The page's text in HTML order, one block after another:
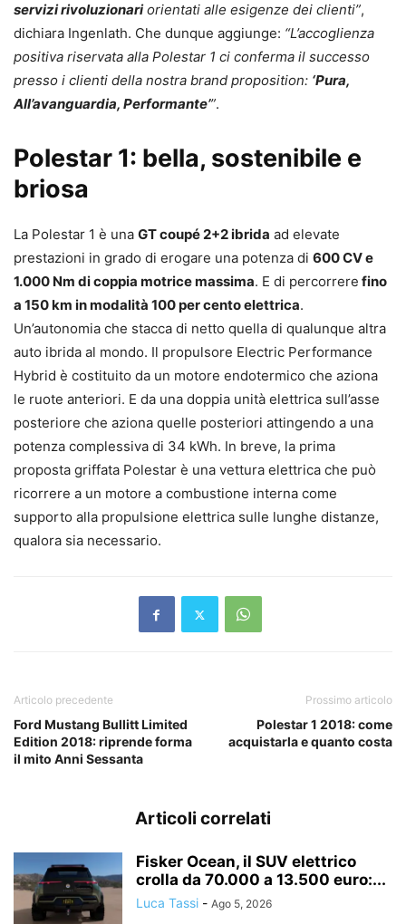
servizi rivoluzionariorientati alle esigenze dei clienti”,
dichiara Ingenlath. Che dunque aggiunge: “L’accoglienza
positiva riservata alla Polestar 1 ci conferma il successo
presso i clienti della nostra brand proposition: ‘Pura,
All’avanguardia, Performante’”.
Polestar 1: bella, sostenibile e
briosa
La Polestar 1 è una GT coupé 2+2 ibrida ad elevate
prestazioni in grado di erogare una potenza di 600 CV e
1.000 Nm di coppia motrice massima. E di percorrere fino
a 150 km in modalità 100 per cento elettrica.
Un’autonomia che stacca di netto quella di qualunque altra
auto ibrida al mondo. Il propulsore Electric Performance
Hybrid è costituito da un motore endotermico che aziona
le ruote anteriori. E da una doppia unità elettrica sull’asse
posteriore che aziona quelle posteriori attingendo a una
potenza complessiva di 34 kWh. In breve, la prima
proposta griffata Polestar è una vettura elettrica che può
ricorrere a un motore a combustione interna come
supporto alla propulsione elettrica sulle lunghe distanze,
qualora sia necessario.
Articolo precedente
Ford Mustang Bullitt Limited
Edition 2018: riprende forma
il mito Anni Sessanta
Prossimo articolo
Polestar 1 2018: come
acquistarla e quanto costa
Articoli correlati
Fisker Ocean, il SUV elettrico
crolla da 70.000 a 13.500 euro:...
Luca Tassi - Ago 5, 2026